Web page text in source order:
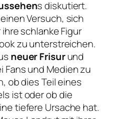
s diskutiert.
Versuch, sich
schlanke Figur
zu unterstreichen.
neuer Frisurund
Fans und Medien zu
ob dies Teil eines
ist oder ob die
tiefere Ursache hat.